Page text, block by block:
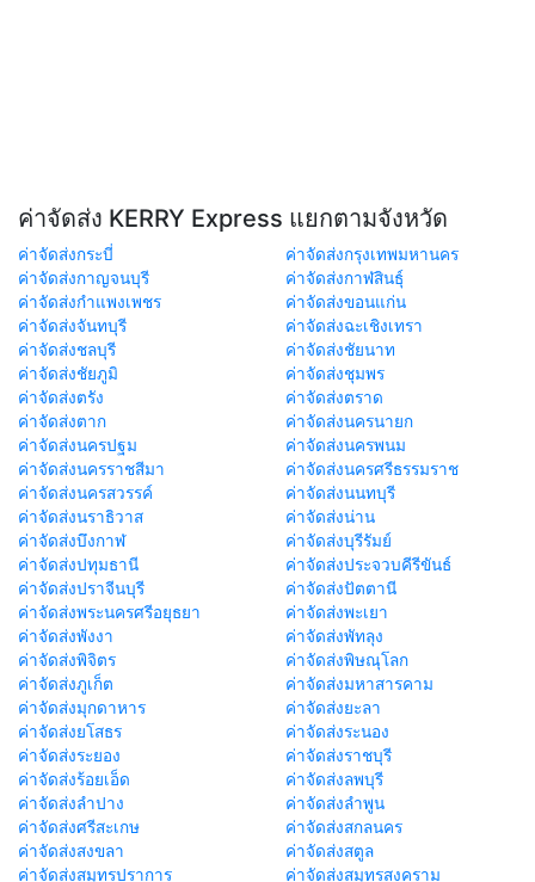
ค่าจัดส่ง KERRY Express แยกตามจังหวัด
ค่าจัดส่งกระบี่
ค่าจัดส่งกรุงเทพมหานคร
ค่าจัดส่งกาญจนบุรี
ค่าจัดส่งกาฬสินธุ์
ค่าจัดส่งกำแพงเพชร
ค่าจัดส่งขอนแก่น
ค่าจัดส่งจันทบุรี
ค่าจัดส่งฉะเชิงเทรา
ค่าจัดส่งชลบุรี
ค่าจัดส่งชัยนาท
ค่าจัดส่งชัยภูมิ
ค่าจัดส่งชุมพร
ค่าจัดส่งตรัง
ค่าจัดส่งตราด
ค่าจัดส่งตาก
ค่าจัดส่งนครนายก
ค่าจัดส่งนครปฐม
ค่าจัดส่งนครพนม
ค่าจัดส่งนครราชสีมา
ค่าจัดส่งนครศรีธรรมราช
ค่าจัดส่งนครสวรรค์
ค่าจัดส่งนนทบุรี
ค่าจัดส่งนราธิวาส
ค่าจัดส่งน่าน
ค่าจัดส่งบึงกาฬ
ค่าจัดส่งบุรีรัมย์
ค่าจัดส่งปทุมธานี
ค่าจัดส่งประจวบคีรีขันธ์
ค่าจัดส่งปราจีนบุรี
ค่าจัดส่งปัตตานี
ค่าจัดส่งพระนครศรีอยุธยา
ค่าจัดส่งพะเยา
ค่าจัดส่งพังงา
ค่าจัดส่งพัทลุง
ค่าจัดส่งพิจิตร
ค่าจัดส่งพิษณุโลก
ค่าจัดส่งภูเก็ต
ค่าจัดส่งมหาสารคาม
ค่าจัดส่งมุกดาหาร
ค่าจัดส่งยะลา
ค่าจัดส่งยโสธร
ค่าจัดส่งระนอง
ค่าจัดส่งระยอง
ค่าจัดส่งราชบุรี
ค่าจัดส่งร้อยเอ็ด
ค่าจัดส่งลพบุรี
ค่าจัดส่งลำปาง
ค่าจัดส่งลำพูน
ค่าจัดส่งศรีสะเกษ
ค่าจัดส่งสกลนคร
ค่าจัดส่งสงขลา
ค่าจัดส่งสตูล
ค่าจัดส่งสมุทรปราการ
ค่าจัดส่งสมุทรสงคราม